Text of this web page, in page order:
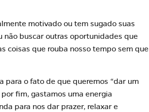
motivado ou tem sugado suas
não buscar outras oportunidades que
coisas que rouba nosso tempo sem que
para o fato de que queremos “dar um
fim, gastamos uma energia
para nos dar prazer, relaxar e